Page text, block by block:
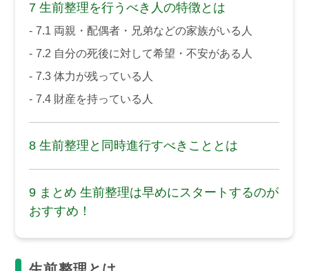
7 生前整理を行うべき人の特徴とは
7.1 両親・配偶者・兄弟などの家族がいる人
7.2 自分の死後に対して希望・不安がある人
7.3 体力が残っている人
7.4 財産を持っている人
8 生前整理と同時進行すべきこととは
9 まとめ 生前整理は早めにスタートするのが
おすすめ！